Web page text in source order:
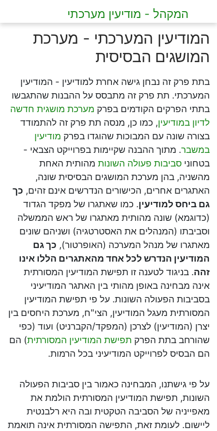
המקהל - מודיעין מערכתי
המודיעין המערכתי - מערכת
המושגים הבסיסית
בתת פרק זה נבחן גישה אחרת למודיעין - המודיעין
המערכתי. תת פרק זה מתבסס על ההבנות שהתגבשו
בתתי הפרקים הקודמים בפרק מערכת מושגית חדשה
לדיון במודיעין, כמו כן, מנסה תת פרק זה להתמודד
בצורה שונה עם המבוכות שהוגדו בפרק מודיעין
במשבר. מתוך ההבנה שקיימות בפרוייקט הצבאי -
בטחוני סביבות פעולה השונות מהותית האחת
מהשניה, בהן מערכת המושגים הבסיסית שונה,
האתגרים אחרים, הכישורים הנדרשים אינם זהים, כך
גם ביחס למודיעין. כמו שאתגרו של מפקד הגדוד
(כדוגמא) שונה מהותית מאתגרו של ראש הממשלה
וסביבתו (המנהלים את האסטרטגיה) ושניהם שונים
מאתגרו של מנהל המערכה (האופרטור), כך גם
המודיעין הנדרש לכל אחד מהאתגרים הללו אינו
זהה. בניגוד לטענה זו תפישת המודיעין המסורתית
אינה מבחינה באופן מהותי בין האתגר המודיעיני
בסביבות הפעולה השונות. על פי תפישת המודיעין
המסורתית מעגל המודיעין, הצי"ח, מערכת היחסים בין
יצרן (המודיעין) לצרכן (המפקד/הקברניט) ועוד (כפי
שהורחב בתת הפרק תפישת המודיעין המסורתית) הם
הם הבסיס לפרוייקט המודיעיני בכל הרמות.
על פי גישתנו, המבחינה כאמור בין סביבות הפעולה
השונות, תפישת המודיעין המסורתית הולמת את
מאפייניה של הסביבה הטקטית ובה היא רלבנטית
ליישום. לעומת זאת, התפישה המסורתית אינה תואמת